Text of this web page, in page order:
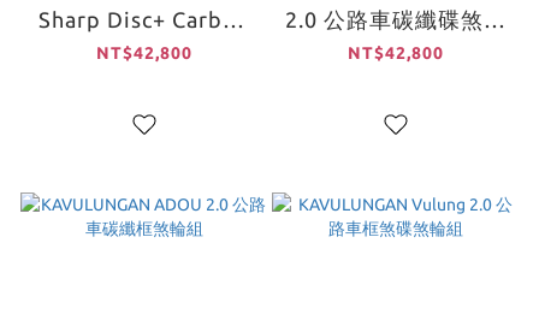
Sharp Disc+ Carbon
Gravel / E-Bike Disc
Wheelset｜700C /
NT$42,800
2.0 公路車碳纖碟煞輪
組
NT$42,800